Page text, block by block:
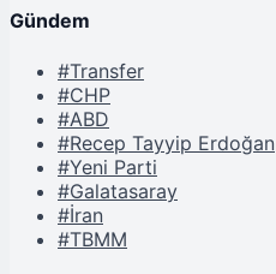
Gündem
#Transfer
#CHP
#ABD
#Recep Tayyip Erdoğan
#Yeni Parti
#Galatasaray
#İran
#TBMM